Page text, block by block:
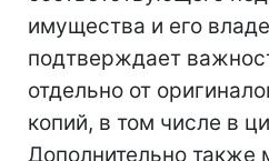
имущества и его
подтверждает
отдельно от
копий, в том числе в
Дополнительно также